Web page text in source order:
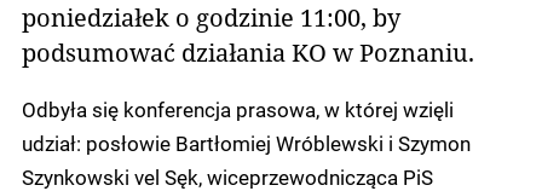
poniedziałek o godzinie 11:00, by
podsumować działania KO w Poznaniu.
Odbyła się konferencja prasowa, w której wzięli
udział: posłowie Bartłomiej Wróblewski i Szymon
Szynkowski vel Sęk,wiceprzewodnicząca PiS